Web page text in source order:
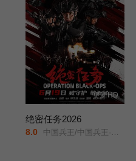
更新HD
绝密任务2026
8.0 中国兵王/中国兵王·绝密任务/Operation Black-ops/